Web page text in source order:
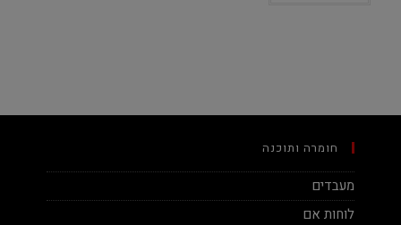
חומרה ותוכנה
מעבדים
לוחות אם